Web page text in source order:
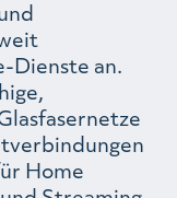
Dienste an.
Home